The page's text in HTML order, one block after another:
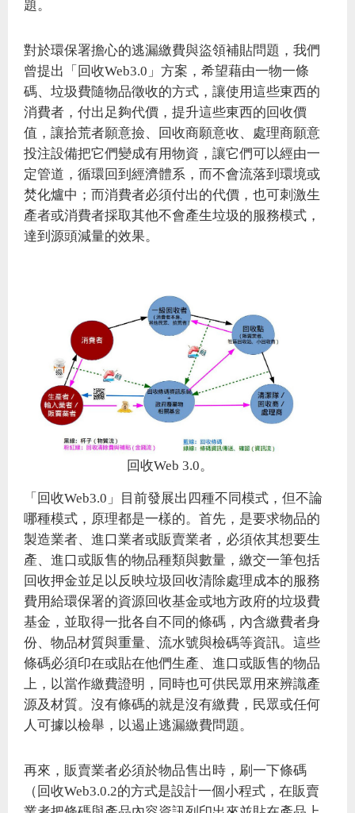
題。
對於環保署擔心的逃漏繳費與盜領補貼問題，我們
曾提出「回收Web3.0」方案，希望藉由一物一條
碼、垃圾費隨物品徵收的方式，讓使用這些東西的
消費者，付出足夠代價，提升這些東西的回收價
值，讓拾荒者願意撿、回收商願意收、處理商願意
投注設備把它們變成有用物資，讓它們可以經由一
定管道，循環回到經濟體系，而不會流落到環境或
焚化爐中；而消費者必須付出的代價，也可刺激生
產者或消費者採取其他不會產生垃圾的服務模式，
達到源頭減量的效果。
回收Web 3.0。
「回收Web3.0」目前發展出四種不同模式，但不論
哪種模式，原理都是一樣的。首先，是要求物品的
製造業者、進口業者或販賣業者，必須依其想要生
產、進口或販售的物品種類與數量，繳交一筆包括
回收押金並足以反映垃圾回收清除處理成本的服務
費用給環保署的資源回收基金或地方政府的垃圾費
基金，並取得一批各自不同的條碼，內含繳費者身
份、物品材質與重量、流水號與檢碼等資訊。這些
條碼必須印在或貼在他們生產、進口或販售的物品
上，以當作繳費證明，同時也可供民眾用來辨識產
源及材質。沒有條碼的就是沒有繳費，民眾或任何
人可據以檢舉，以遏止逃漏繳費問題。
再來，販賣業者必須於物品售出時，刷一下條碼
（回收Web3.0.2的方式是設計一個小程式，在販賣